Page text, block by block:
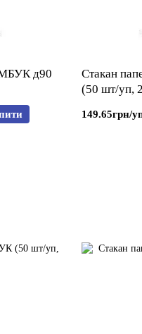
д90
Стакан
(50 шт/уп,
149.65грн/